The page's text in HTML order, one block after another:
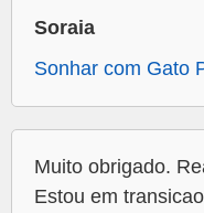
Soraia
Sonhar com Gato
Muito obrigado.
Estou em